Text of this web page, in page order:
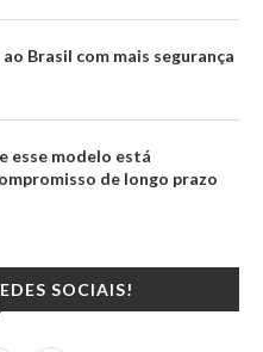
Brasil com mais segurança
esse modelo está
de longo prazo
SOCIAIS!